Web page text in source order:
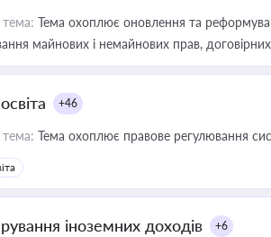
Тема охоплює оновлення та
майнових і немайнових прав,
+46
Тема охоплює правове регулювання
іноземних доходів +6